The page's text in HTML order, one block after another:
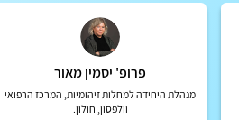
פרופ' יסמין מאור
מנהלת היחידה למחלות זיהומיות, המרכז הרפואי
וולפסון, חולון.